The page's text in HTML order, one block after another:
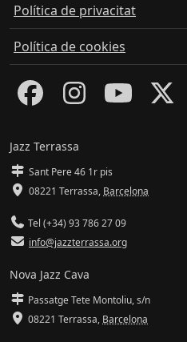
Política de privacitat
Política de cookies
Jazz Terrassa
Sant Pere 46 1r pis
08221 Terrassa, Barcelona
Tel (+34) 93 786 27 09
info@jazzterrassa.org
Nova Jazz Cava
Passatge Tete Montoliu, s/n
08221 Terrassa, Barcelona